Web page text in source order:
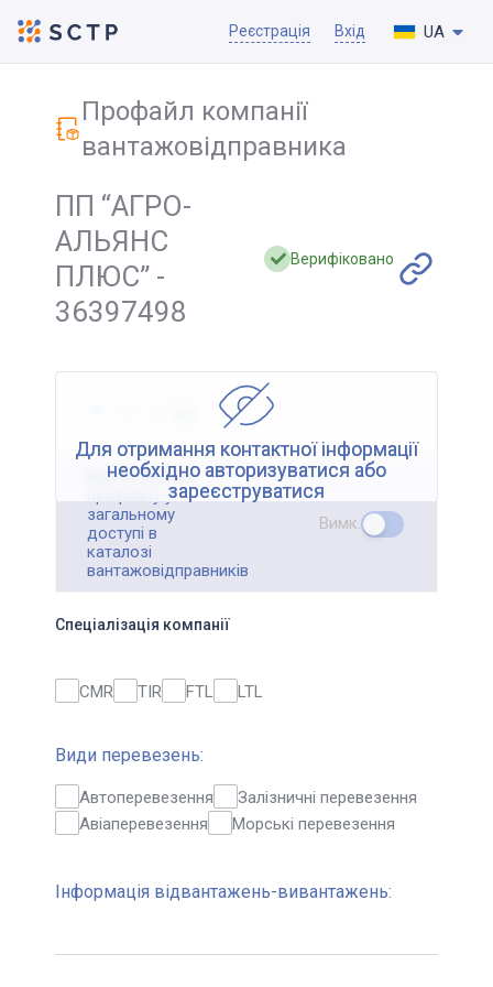
Реєстрація Вхід UA
Профайл компанії
вантажовідправника
ПП “АГРО-
АЛЬЯНС
ПЛЮС” -
36397498
Верифіковано
Для отримання контактної інформації
необхідно авторизуватися або
зареєструватися
Відображення
профайлу у
загальному
доступі в
каталозі
вантажовідправників
Вимк.
Спеціалізація компанії
CMR TIR FTL LTL
Види перевезень:
Автоперевезення
Залізничні перевезення
Авіаперевезення
Морські перевезення
Інформація відвантажень-вивантажень: